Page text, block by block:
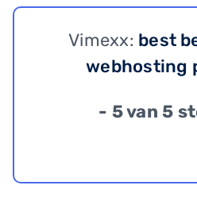
Vimexx: best
webhosting
- 5 van 5